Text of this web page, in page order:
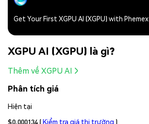
Get Your First XGPU AI (XGPU) with Phemex
XGPU AI (XGPU) là gì?
Thêm về XGPU AI
Phân tích giá
Hiện tại
$0.000134 (Kiểm tra giá thị trường )